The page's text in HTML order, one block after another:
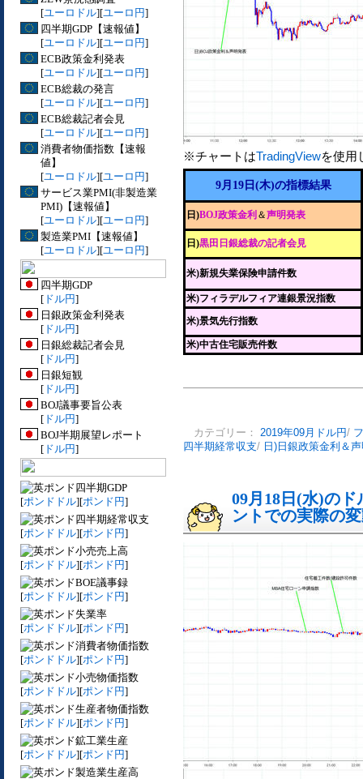
[ユーロドル][ユーロ円]
四半期GDP【速報値】
[ユーロドル][ユーロ円]
ECB政策金利発表
[ユーロドル][ユーロ円]
ECB総裁の発言
[ユーロドル][ユーロ円]
ECB総裁記者会見
[ユーロドル][ユーロ円]
消費者物価指数【速報
値】
[ユーロドル][ユーロ円]
サービス業PMI(非製造業
PMI)【速報値】
[ユーロドル][ユーロ円]
製造業PMI【速報値】
[ユーロドル][ユーロ円]
四半期GDP
[ ドル円]
日銀政策金利発表
[ ドル円]
日銀総裁記者会見
[ ドル円]
日銀短観
[ ドル円]
BOJ議事要旨公表
[ ドル円]
BOJ半期展望レポート
[ ドル円]
四半期GDP
[ポンドドル][ポンド円]
四半期経常収支
[ポンドドル][ポンド円]
小売売上高
[ポンドドル][ポンド円]
BOE議事録
[ポンドドル][ポンド円]
失業率
[ポンドドル][ポンド円]
消費者物価指数
[ポンドドル][ポンド円]
小売物価指数
[ポンドドル][ポンド円]
生産者物価指数
[ポンドドル][ポンド円]
鉱工業生産
[ポンドドル][ポンド円]
製造業生産高
※チャートはTradingViewを使用
9月19日(木)の指標結果
日)BOJ政策金利 ＆声明発表
日)黒田日銀総裁の記者会見
米)新規失業保険申請件数
米)フィラデルフィア連銀景況指数
米)景気先行指数
米)中古住宅販売件数
カテゴリー： 2019年09月ドル円/
四半期経常収支/ 日)日銀政策金利＆
09月18日(水)の
ントでの実際の